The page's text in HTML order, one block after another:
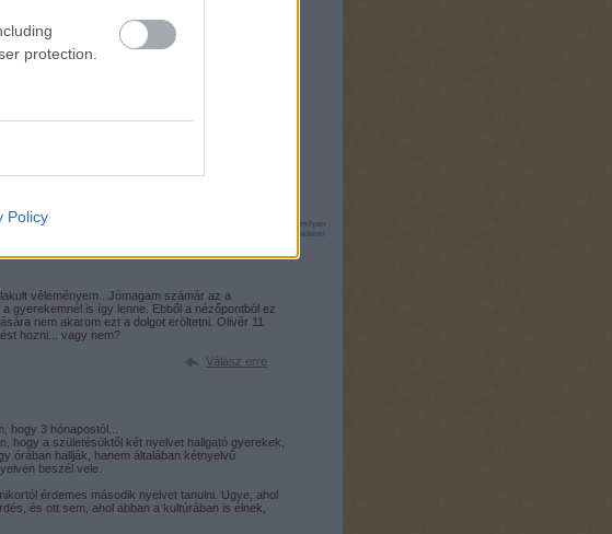
protection.
Policy
Terhes vagy?
Búcsút
tartalomnak minősülnek, értük a
üzemeltetője semmilyen
adatvédelmi
véleményem...Jómagam számár az a
gyerekemnél is így lenne. Ebből a nézőpontból ez
nem akarom ezt a dolgot eröltetni. Olivér 11
hozni... vagy nem?
Válasz erre
hogy 3 hónapostól...
hogy a születésüktől két nyelvet hallgató gyerekek,
órában hallják, hanem általában kétnyelvű
beszél vele.
érdemes második nyelvet tanulni. Ugye, ahol
és ott sem, ahol abban a kultúrában is élnek,